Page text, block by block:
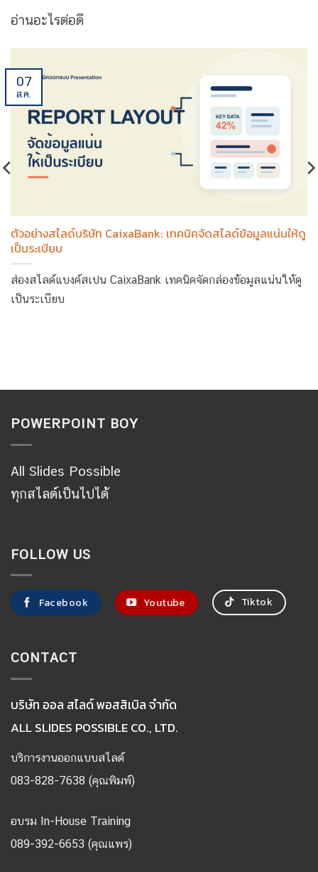
อ่านอะไรต่อดี
ตัวอย่างสไลด์บริษัท CaixaBank: เทคนิคจัดสไลด์ข้อมูลแน่นให้ดู
เป็นระเบียบ
ส่องสไลด์แบงค์สเปน CaixaBank เทคนิคจัดกล่องข้อมูลแน่นให้ดู
เป็นระเบียบ
07
ส.ค.
POWERPOINT BOY
All Slides Possible
ทุกสไลด์เป็นไปได้
FOLLOW US
Facebook Youtube Tiktok
CONTACT
บริษัท ออล สไลด์ พอสสิเบิล จำกัด
ALL SLIDES POSSIBLE CO., LTD.
บริการงานออกแบบสไลด์
083-828-7638 (คุณพิมพ์)
อบรม In-House Training
089-392-6653 (คุณแพร)